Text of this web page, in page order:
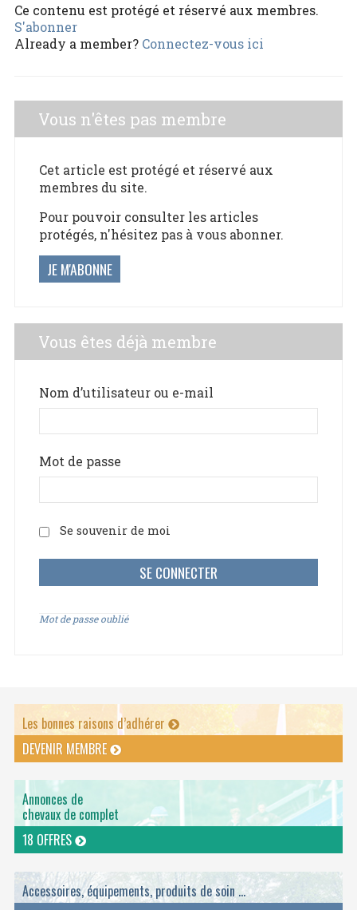
Ce contenu est protégé et réservé aux membres.
S'abonner
Already a member? Connectez-vous ici
Vous n'êtes pas membre
Cet article est protégé et réservé aux
membres du site.
Pour pouvoir consulter les articles
protégés, n'hésitez pas à vous abonner.
JE M'ABONNE
Vous êtes déjà membre
Nom d’utilisateur ou e-mail
Mot de passe
Se souvenir de moi
Mot de passe oublié
Les bonnes raisons d’adhérer
DEVENIR MEMBRE
Annonces de
chevaux de complet
18 OFFRES
Accessoires, équipements, produits de soin ...